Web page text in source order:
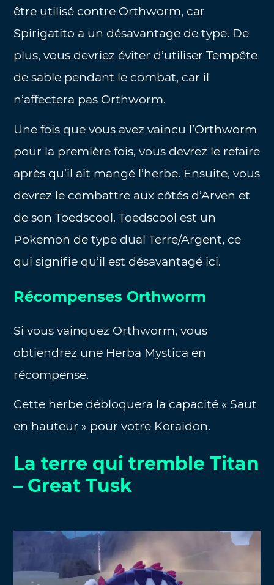
être utilisé contre Orthworm, car
Spirigatito a un désavantage de type. De
plus, vous devriez éviter d’utiliser Tempête
de sable pendant le combat, car il
n’affectera pas Orthworm.
Une fois que vous avez vaincu l’Orthworm
pour la première fois, vous devrez le refaire
après qu’il ait mangé l’herbe. Ensuite, vous
devrez le combattre aux côtés d’Arven et
de son Toedscool. Toedscool est un
Pokemon de type dual Terre/Argent, ce
qui signifie qu’il est désavantagé ici.
Récompenses Orthworm
Si vous vainquez Orthworm, vous
obtiendrez une Herba Mystica en
récompense.
Cette herbe débloquera la capacité « Saut
en hauteur » pour votre Koraidon.
La terre qui tremble Titan
– Great Tusk